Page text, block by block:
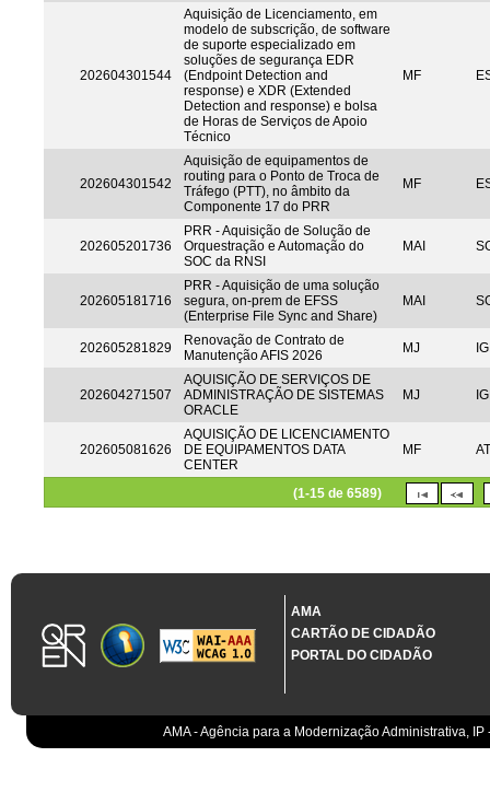
202604301544
Aquisição de Licenciamento, em
modelo de subscrição, de software
de suporte especializado em
soluções de segurança EDR
(Endpoint Detection and
response) e XDR (Extended
Detection and response) e bolsa
de Horas de Serviços de Apoio
Técnico
MF
202604301542
Aquisição de equipamentos de
routing para o Ponto de Troca de
Tráfego (PTT), no âmbito da
Componente 17 do PRR
MF
202605201736
PRR - Aquisição de Solução de
Orquestração e Automação do
SOC da RNSI
MAI
202605181716
PRR - Aquisição de uma solução
segura, on-prem de EFSS
(Enterprise File Sync and Share)
MAI
202605281829
Renovação de Contrato de
Manutenção AFIS 2026
MJ
202604271507
AQUISIÇÃO DE SERVIÇOS DE
ADMINISTRAÇÃO DE SISTEMAS
ORACLE
MJ
202605081626
AQUISIÇÃO DE LICENCIAMENTO
DE EQUIPAMENTOS DATA
CENTER
MF AT
(1-15 de 6589)
AMA
CARTÃO DE CIDADÃO
PORTAL DO CIDADÃO
AMA - Agência para a Modernização Administrativa,